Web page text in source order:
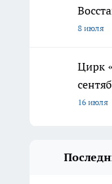
8 июля
Цирк
16 июля